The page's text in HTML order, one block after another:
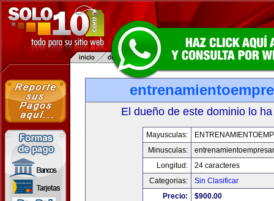
El dueño de este dominio lo
Mayusculas:
Minusculas:
Longitud:
24 caracteres
Categorias:
Sin Clasificar
Precio:
$900.00